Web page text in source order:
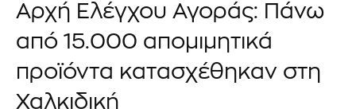
Αρχή Ελέγχου Αγοράς: Πάνω
από 15.000 απομιμητικά
προϊόντα κατασχέθηκαν στη
Χαλκιδική